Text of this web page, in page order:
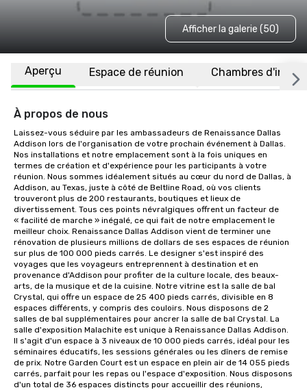
Afficher la galerie (50)
Aperçu Espace de réunion Chambres
À propos de nous
Laissez-vous séduire par les ambassadeurs de Renaissance Dallas
Addison lors de l'organisation de votre prochain événement à Dallas.
Nos installations et notre emplacement sont à la fois uniques en
termes de création et d'expérience pour les participants à votre
réunion. Nous sommes idéalement situés au cœur du nord de Dallas, à
Addison, au Texas, juste à côté de Beltline Road, où vos clients
trouveront plus de 200 restaurants, boutiques et lieux de
divertissement. Tous ces points névralgiques offrent un facteur de
« facilité de marche » inégalé, ce qui fait de notre emplacement le
meilleur choix. Renaissance Dallas Addison vient de terminer une
rénovation de plusieurs millions de dollars de ses espaces de réunion
sur plus de 100 000 pieds carrés. Le designer s'est inspiré des
voyages que les voyageurs entreprennent à destination et en
provenance d'Addison pour profiter de la culture locale, des beaux-
arts, de la musique et de la cuisine. Notre vitrine est la salle de bal
Crystal, qui offre un espace de 25 400 pieds carrés, divisible en 8
espaces différents, y compris des couloirs. Nous disposons de 2
salles de bal supplémentaires pour ancrer la salle de bal Crystal. La
salle d'exposition Malachite est unique à Renaissance Dallas Addison.
Il s'agit d'un espace à 3 niveaux de 10 000 pieds carrés, idéal pour les
séminaires éducatifs, les sessions générales ou les dîners de remise
de prix. Notre Garden Court est un espace en plein air de 14 055 pieds
carrés, parfait pour les repas ou l'espace d'exposition. Nous disposons
d'un total de 36 espaces distincts pour accueillir des réunions,